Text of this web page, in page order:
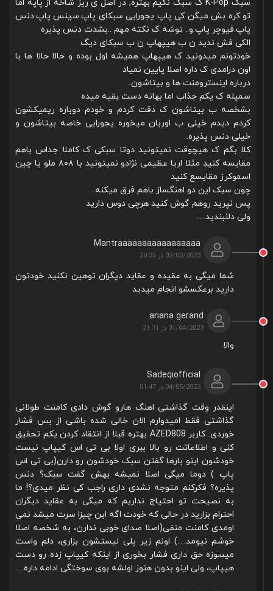
سبک K-Pop ک سبک نگیم بهتره, در اصل ی ریز شاخه از پاپه اما
تو کره بش میگن کی پاپ یجورایی سبکای پاپ.سینس پاپ.دنس
پاپ.فیوچر پاپ.و.‌. توشه ک نکته مهم ..بشدت دنس پذیره
الکی فش ندید ن ب هیپهاپ ن ب سبکای دیگ
خودتونم میدونید ک هیپهاپ همیشه اول بوده و حالا حالا ها با
اون درامدی ک داره اصلا پایین نمیاد
درباره اینسترومنت ها و بیتاشون..
سمپله ک یکم جذاب اما بهانه دست بقیه میده
بشخصه ب بیتاشون ک دقت کردم و خودم دوباره ریمیکشون
کردم دیدم خیلی ب اوربان میخوره یجورایی خاصه بیتاشون و
خیلی دنس پذیره.
کلا بگم ک هیچوقت نمیتونید دوتا سبکی ک کاملا جداس باهم
مقایسه کنید مثلا اریا عظیمی نژادو نمیتونید با ۸۰۸ ملو یا چین
اسموکرز مقایسع کنید
چون سبک این دو اهنگساز باهم فرق میکنه..
پس نپرید روهم گوش کنید هرچی دوس دارید
ولی دلنبندید‌…
Mantraaaaaaaaaaaaaaaaa
02/02/2023 در 20:35
شما میگی به عقیده و عقاید دیگران توهین نکنید خودتون
دارید برعکسشو انجام میدید
ariana gerand
01/04/2023 در 21:31
والا
Sadeqiofficial
04/05/2023 در 01:47
اینقدر وقت گذاشتی اهنگ هارو گوش دادی کامنت طولانی
گذاشتی فقط امیدوارم الان خالی شده باشی از بس فشار
خوردی. کاربر AZED808 بهتره قبلا از انتقاد کردن یکم تحقیق
کنی و اطلاعاتت رو بالا ببری اولا بی تی اس کیپاپ نیست
خودشون اینو بارها گفتن سبک خودشون رو دارن(بی تی اس
پاپ ) دوما میگی اصلا نمیشه بهش گفت سبک؟ دنس
پذیره؟ فکرکنم متوجه نشدی داری راجب کی نظر میدی؟! ما
به نصیحت تو احتیاج نداریم که میگی به عقاید دیگران
احترام بزارید در حالی که خودت اگه این چیزا سرت میشد نمی
اومدی کامنت منفی(اصلا صدای خوبی ندارن، به شخصه اصلا
خوشم نیومد…) اونم زیر پلی لیستشون بزاری، دلم واست
میسوزه حق داری فشار بخوری از اینکه کیپاپ زده رو دست
هیپاپ، ولی اینو بدون هنوز اولشه بوی سوختگی ادامه داره…